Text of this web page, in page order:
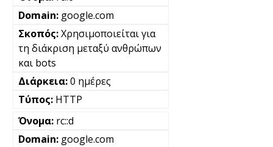
google.com
Χρησιμοποιείται για
τη διάκριση μεταξύ ανθρώπων
και bots
0 ημέρες
HTTP
rc::d
google.com